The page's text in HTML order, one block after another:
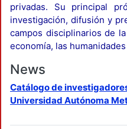
privadas. Su principal
investigación, difusión y
campos disciplinarios de
economía, las
News
Catálogo de
Universidad Autónoma